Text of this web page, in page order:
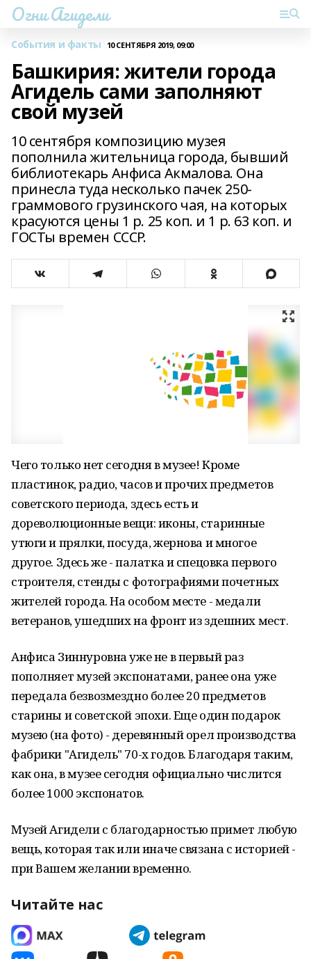
Огни Агидели
События и факты 10 СЕНТЯБРЯ 2019, 09:00
Башкирия: жители города
Агидель сами заполняют
свой музей
10 сентября композицию музея
пополнила жительница города, бывший
библиотекарь Анфиса Акмалова. Она
принесла туда несколько пачек 250-
граммового грузинского чая, на которых
красуются цены 1 р. 25 коп. и 1 р. 63 коп. и
ГОСТы времен СССР.
Чего только нет сегодня в музее! Кроме
пластинок, радио, часов и прочих предметов
советского периода, здесь есть и
дореволюционные вещи: иконы, старинные
утюги и прялки, посуда, жернова и многое
другое. Здесь же - палатка и спецовка первого
строителя, стенды с фотографиями почетных
жителей города. На особом месте - медали
ветеранов, ушедших на фронт из здешних мест.
Анфиса Зиннуровна уже не в первый раз
пополняет музей экспонатами, ранее она уже
передала безвозмездно более 20 предметов
старины и советской эпохи. Еще один подарок
музею (на фото) - деревянный орел производства
фабрики "Агидель" 70-х годов. Благодаря таким,
как она, в музее сегодня официально числится
более 1000 экспонатов.
Музей Агидели с благодарностью примет любую
вещь, которая так или иначе связана с историей -
при Вашем желании временно.
Читайте нас